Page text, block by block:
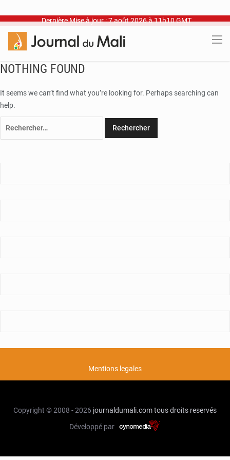
Dernière Mise à jour : 7 août 2026 à 11h10 GMT
NOTHING FOUND
It seems we can’t find what you’re looking for. Perhaps searching can
help.
Mentions legales
Copyright © 2008 - 2026 journaldumali.comtous droits reservés
Développé par